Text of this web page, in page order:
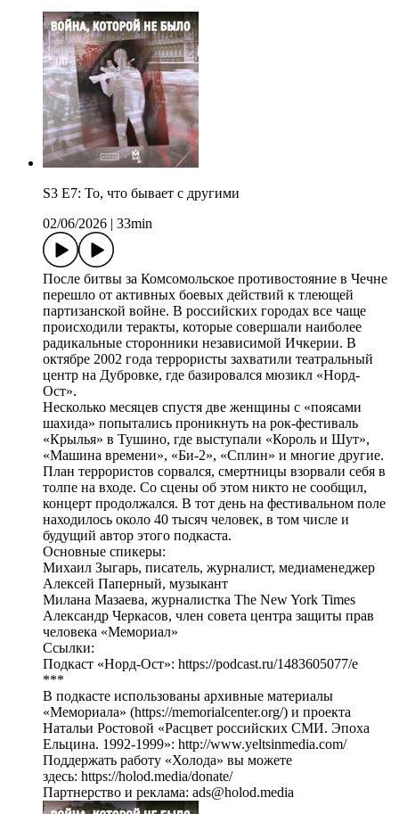
S3 E7: То, что бывает с другими
02/06/2026
33min
После битвы за Комсомольское противостояние в Чечне
перешло от активных боевых действий к тлеющей
партизанской войне. В российских городах все чаще
происходили теракты, которые совершали наиболее
радикальные сторонники независимой Ичкерии. В
октябре 2002 года террористы захватили театральный
центр на Дубровке, где базировался мюзикл «Норд-
Ост».
Несколько месяцев спустя две женщины с «поясами
шахида» попытались проникнуть на рок-фестиваль
«Крылья» в Тушино, где выступали «Король и Шут»,
«Машина времени», «Би-2», «Сплин» и многие другие.
План террористов сорвался, смертницы взорвали себя в
толпе на входе. Со сцены об этом никто не сообщил,
концерт продолжался. В тот день на фестивальном поле
находилось около 40 тысяч человек, в том числе и
будущий автор этого подкаста.
Основные спикеры:
Михаил Зыгарь, писатель, журналист, медиаменеджер
Алексей Паперный, музыкант
Милана Мазаева, журналистка The New York Times
Александр Черкасов, член совета центра защиты прав
человека «Мемориал»
Ссылки:
Подкаст «Норд-Ост»: https://podcast.ru/1483605077/e
***
В подкасте использованы архивные материалы
«Мемориала» (https://memorialcenter.org/) и проекта
Натальи Ростовой «Расцвет российских СМИ. Эпоха
Ельцина. 1992-1999»: http://www.yeltsinmedia.com/
Поддержать работу «Холода» вы можете
здесь: https://holod.media/donate/
Партнерство и реклама: ads@holod.media